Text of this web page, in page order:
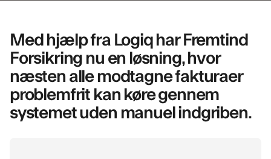
Med hjælp fra Logiq har Fremtind
Forsikring nu en løsning, hvor
næsten alle modtagne fakturaer
problemfrit kan køre gennem
systemet uden manuel indgriben.